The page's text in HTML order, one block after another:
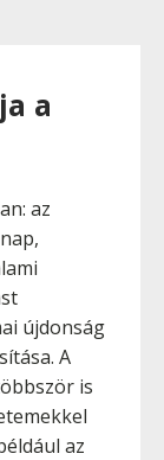
a
az
újdonság
A
is
az